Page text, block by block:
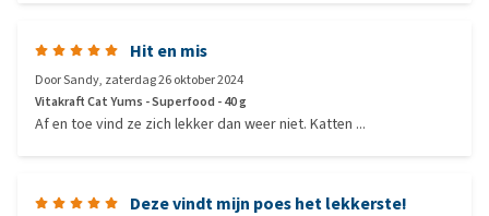
Hit en mis
DoorSandy, zaterdag 26 oktober 2024
Vitakraft Cat Yums - Superfood - 40 g
Af en toe vind ze zich lekker dan weer niet. Katten ...
Deze vindt mijn poes het lekkerste!